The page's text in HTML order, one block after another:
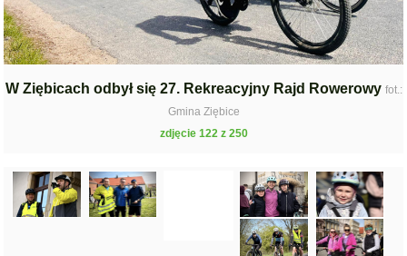
W Ziębicach odbył się 27. Rekreacyjny Rajd Rowerowy fot.:
Gmina Ziębice
zdjęcie 122 z 250